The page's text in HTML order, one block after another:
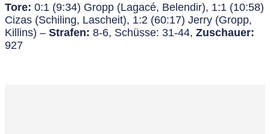
Tore: 0:1 (9:34) Gropp (Lagacé, Belendir), 1:1 (10:58)
Cizas (Schiling, Lascheit), 1:2 (60:17) Jerry (Gropp,
Killins) – Strafen: 8-6, Schüsse: 31-44, Zuschauer:
927